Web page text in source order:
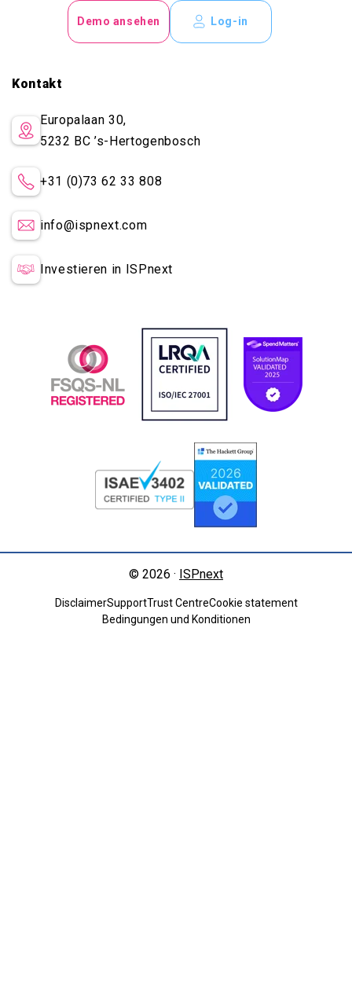
Demo ansehen Log-in
Kontakt
Europalaan 30,
5232 BC’s-Hertogenbosch
+31 (0)73 62 33 808
info@ispnext.com
Investieren in ISPnext
© 2026 · ISPnext
DisclaimerSupportTrust CentreCookie statement
Bedingungen und Konditionen